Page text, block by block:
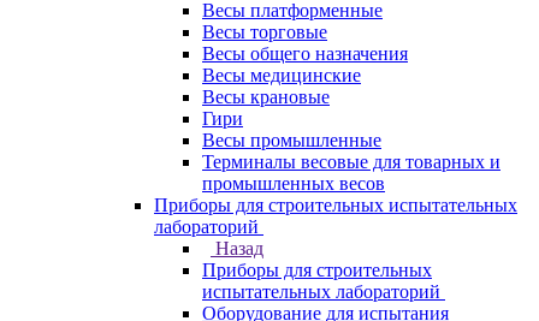
Весы платформенные
Весы торговые
Весы общего назначения
Весы медицинские
Весы крановые
Гири
Весы промышленные
Терминалы весовые для товарных и
промышленных весов
Приборы для строительных испытательных
лабораторий
Назад
Приборы для строительных
испытательных лабораторий
Оборудование для испытания